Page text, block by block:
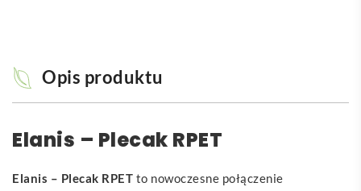
Opis produktu
Elanis – Plecak RPET
Elanis – Plecak RPET to nowoczesne połączenie